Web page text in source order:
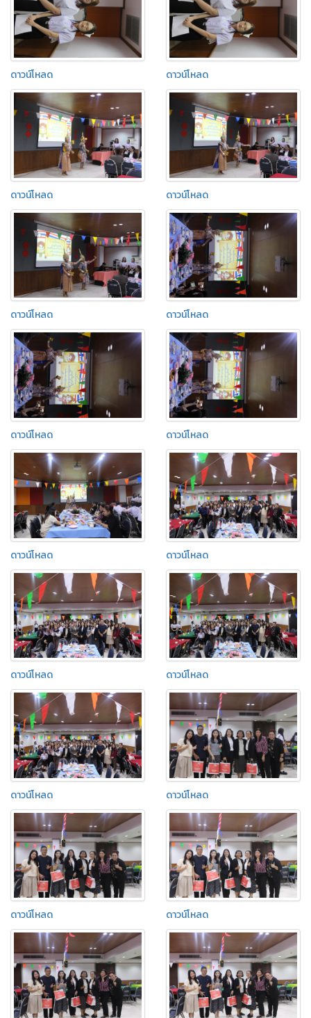
ดาวน์โหลด ดาวน์โหลด
ดาวน์โหลด ดาวน์โหลด
ดาวน์โหลด ดาวน์โหลด
ดาวน์โหลด ดาวน์โหลด
ดาวน์โหลด ดาวน์โหลด
ดาวน์โหลด ดาวน์โหลด
ดาวน์โหลด ดาวน์โหลด
ดาวน์โหลด ดาวน์โหลด